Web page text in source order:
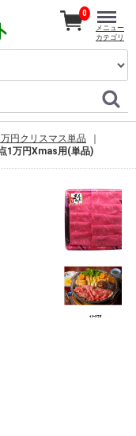
0
メニュー
カテゴリ
円クリスマス単品
1万円Xmas用(単品)